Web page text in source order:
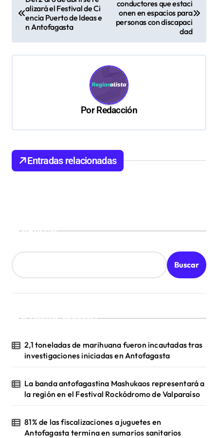
e
g
d
e
d
s
alizará el Festival de Ci
encia Puerto de Ideas e
n Antofagasta
conductores que estaci
onen en espacios para
personas con discapaci
dad
PorRedacción
Entradas relacionadas
Buscar
Buscar
¡Ultimas Noticias!
2,1 toneladas de marihuana fueron incautadas tras
investigaciones iniciadas en Antofagasta
La banda antofagastina Mashukaos representará a
la región en el Festival Rockódromo de Valparaíso
81% de las fiscalizaciones a juguetes en
Antofagasta termina en sumarios sanitarios